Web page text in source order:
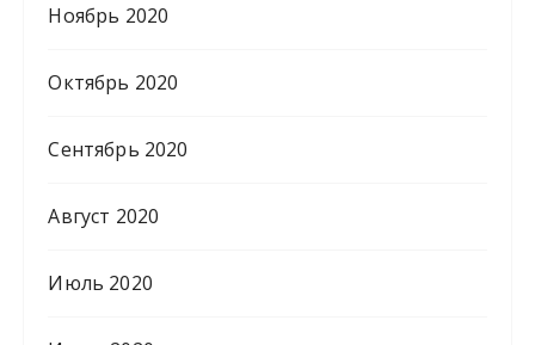
Ноябрь 2020
Октябрь 2020
Сентябрь 2020
Август 2020
Июль 2020